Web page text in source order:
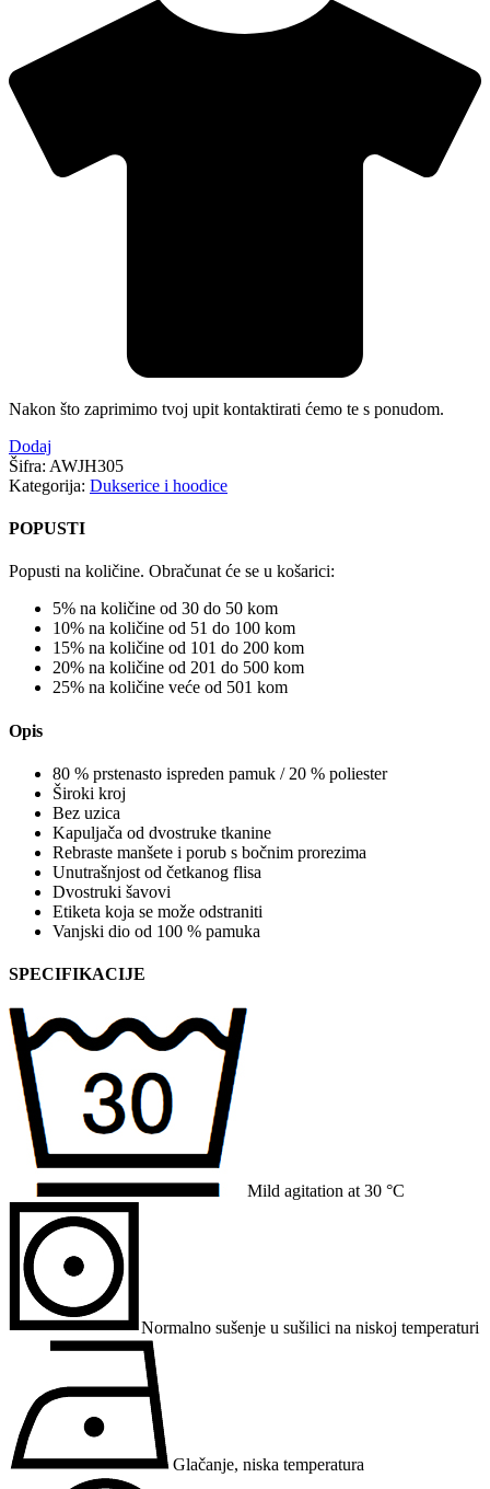
Nakon što zaprimimo tvoj upit kontaktirati ćemo te s ponudom.
Dodaj
Šifra: AWJH305
Kategorija: Dukserice i hoodice
POPUSTI
Popusti na količine. Obračunat će se u košarici:
5% na količine od 30 do 50 kom
10% na količine od 51 do 100 kom
15% na količine od 101 do 200 kom
20% na količine od 201 do 500 kom
25% na količine veće od 501 kom
Opis
80 % prstenasto ispreden pamuk / 20 % poliester
Široki kroj
Bez uzica
Kapuljača od dvostruke tkanine
Rebraste manšete i porub s bočnim prorezima
Unutrašnjost od četkanog flisa
Dvostruki šavovi
Etiketa koja se može odstraniti
Vanjski dio od 100 % pamuka
SPECIFIKACIJE
Mild agitation at 30 °C
Normalno sušenje u sušilici na niskoj temperaturi
Glačanje, niska temperatura